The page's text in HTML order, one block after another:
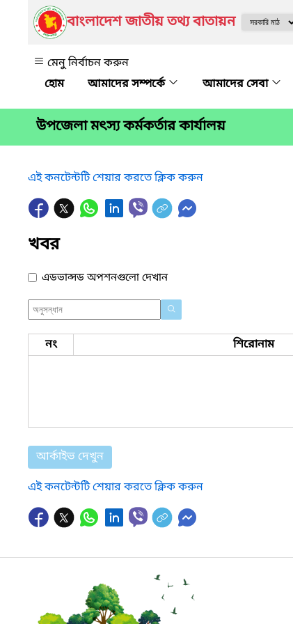
বাংলাদেশ জাতীয় তথ্য বাতায়ন
মেনু নির্বাচন করুন
আমাদের সম্পর্কে
আমাদের সেবা
উপজেলা মৎস্য কর্মকর্তার কার্যালয়
এই কনটেন্টটি শেয়ার করতে ক্লিক করুন
খবর
এডভান্সড অপশনগুলো দেখান
নং শিরোনাম
আর্কাইভ দেখুন
এই কনটেন্টটি শেয়ার করতে ক্লিক করুন